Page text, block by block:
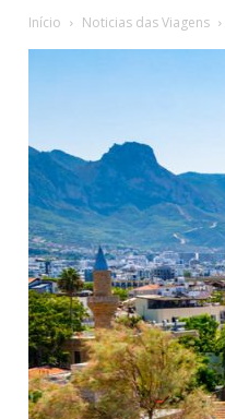
Início Noticias das Viagens